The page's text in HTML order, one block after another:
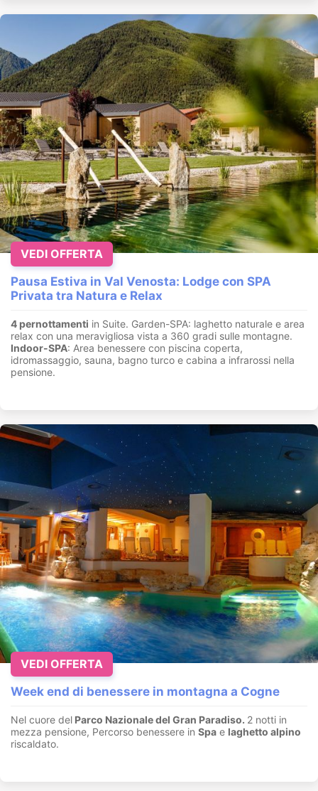
Pausa Estiva in Val Venosta: Lodge con SPA
Privata tra Natura e Relax
4 pernottamenti in Suite. Garden-SPA: laghetto naturale e area
relax con una meravigliosa vista a 360 gradi sulle montagne.
Indoor-SPA: Area benessere con piscina coperta,
idromassaggio, sauna, bagno turco e cabina a infrarossi nella
pensione.
VEDI OFFERTA
Week end di benessere in montagna a Cogne
Nel cuore del Parco Nazionale del Gran Paradiso. 2 notti in
mezza pensione, Percorso benessere in Spa e laghetto alpino
riscaldato.
VEDI OFFERTA